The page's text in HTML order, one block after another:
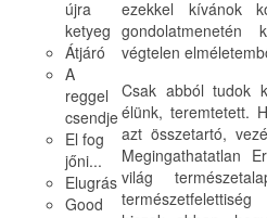
ezekkel kívánok
végtelen
Csak abból tudok
élünk, teremtetett.
azt összetartó,
Megingathatatlan
világ
újra
ketyeg
Átjáró
A
reggel
csendje
El fog
jőni...
Elugrás
Good